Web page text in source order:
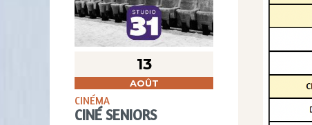
13
AOÛT
CINÉMA
CINÉ SENIORS